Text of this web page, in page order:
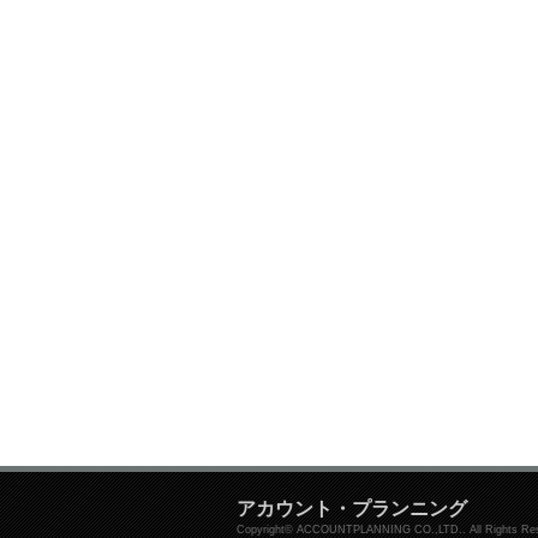
アカウント・プランニング
Copyright© ACCOUNTPLANNING CO.,LTD.. All Rights